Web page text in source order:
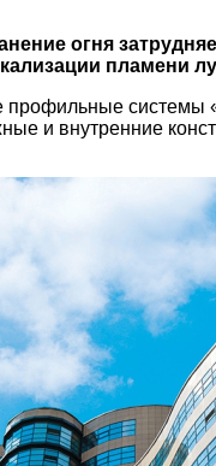
огня
пламени
системы
и внутренние